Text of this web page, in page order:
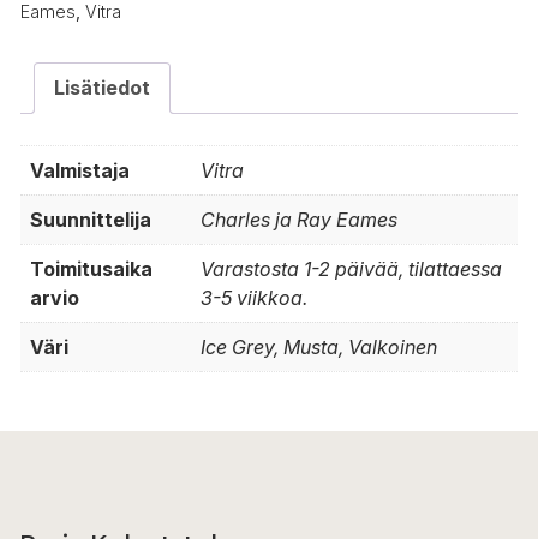
Eames Vitra
Lisätiedot
Valmistaja Vitra
Suunnittelija Charles ja Ray Eames
Toimitusaika
arvio
Varastosta 1-2 päivää, tilattaessa
3-5 viikkoa.
Väri Ice Grey, Musta, Valkoinen